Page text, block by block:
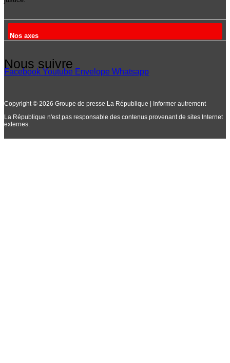
Nos axes
Nous suivre
Facebook Youtube Envelope Whatsapp
Copyright © 2026 Groupe de presse La République | Informer autrement
La République n'est pas responsable des contenus provenant de sites Internet
externes.